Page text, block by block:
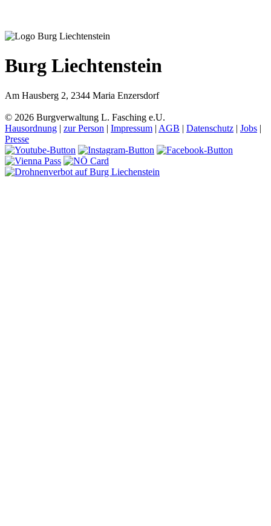
Burg Liechtenstein
Am Hausberg 2, 2344 Maria Enzersdorf
© 2026 Burgverwaltung L. Fasching e.U.
Hausordnung | zur Person | Impressum | AGB | Datenschutz | Jobs |
Presse